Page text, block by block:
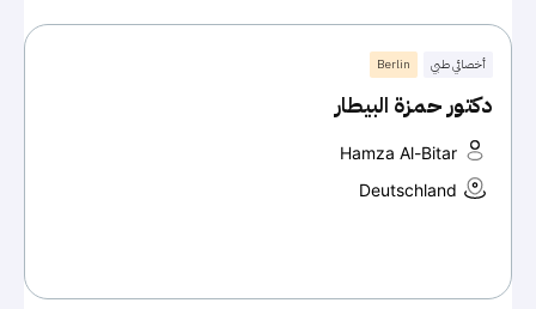
أخصائي طبي Berlin
دكتور حمزة البيطار
Hamza Al-Bitar
Deutschland